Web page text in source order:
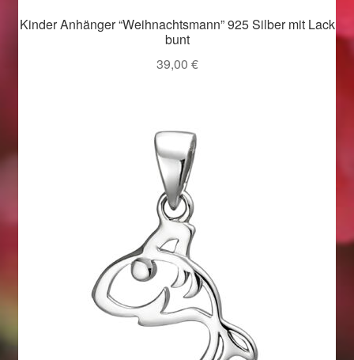
Kinder Anhänger “Weihnachtsmann” 925 Silber mit Lack
bunt
39,00 €